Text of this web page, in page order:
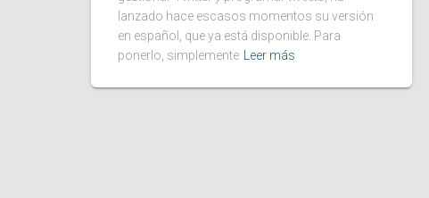
lanzado hace escasos momentos su versión
en español, que ya está disponible. Para
ponerlo, simplemente
Leer más